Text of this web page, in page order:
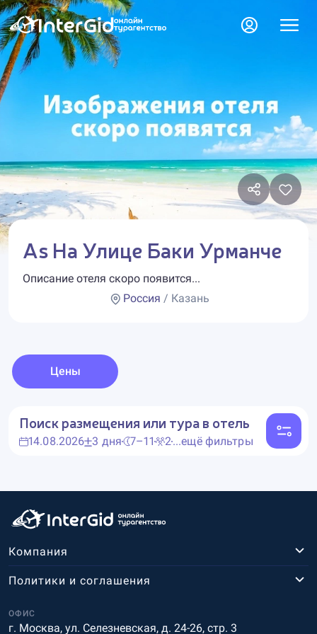
As На Улице Баки Урманче
Описание отеля скоро появится...
Россия / Казань
Цены
Поиск размещения или тура в отель
14.08.2026 3 дня 7–11 2...ещё фильтры
Компания
ОФИС
г. Москва, ул. Селезневская, д. 24-26, стр. 3
Политики и соглашения